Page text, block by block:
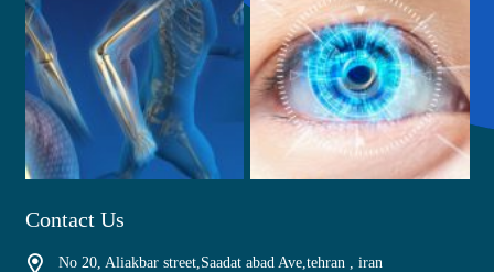
Contact Us
No 20, Aliakbar street,Saadat abad Ave,tehran , iran